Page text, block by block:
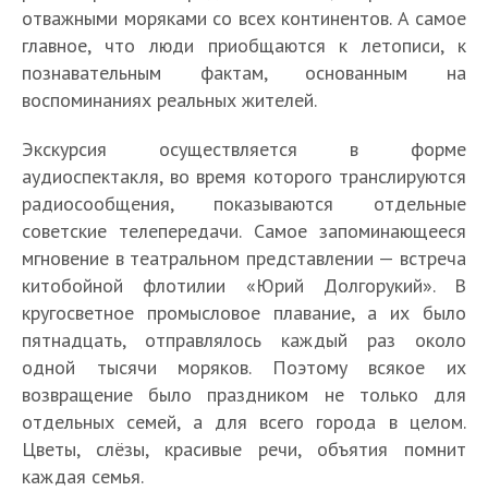
отважными моряками со всех континентов. А самое
главное, что люди приобщаются к летописи, к
познавательным фактам, основанным на
воспоминаниях реальных жителей.
Экскурсия осуществляется в форме
аудиоспектакля, во время которого транслируются
радиосообщения, показываются отдельные
советские телепередачи. Самое запоминающееся
мгновение в театральном представлении — встреча
китобойной флотилии «Юрий Долгорукий». В
кругосветное промысловое плавание, а их было
пятнадцать, отправлялось каждый раз около
одной тысячи моряков. Поэтому всякое их
возвращение было праздником не только для
отдельных семей, а для всего города в целом.
Цветы, слёзы, красивые речи, объятия помнит
каждая семья.